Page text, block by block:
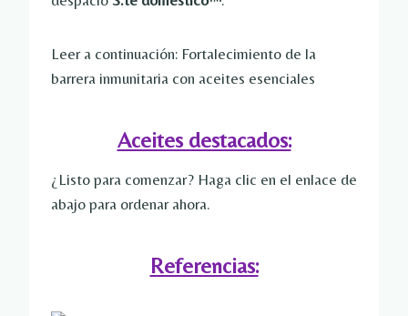
Leer a continuación: Fortalecimiento de la
barrera inmunitaria con aceites esenciales
Aceites destacados:
¿Listo para comenzar? Haga clic en el enlace de
abajo para ordenar ahora.
Referencias: